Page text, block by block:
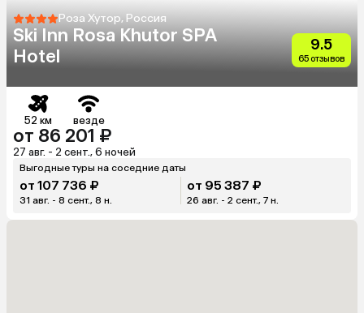
Роза Хутор, Россия
Ski Inn Rosa Khutor SPA
Hotel
9.5
65 отзывов
52 км везде
от 86 201 ₽
27 авг. - 2 сент., 6 ночей
Выгодные туры на соседние даты
от 107 736 ₽
31 авг. - 8 сент., 8 н.
от 95 387 ₽
26 авг. - 2 сент., 7 н.